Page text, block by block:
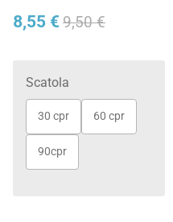
8,55 € 9,50 €
Scatola
30 cpr 60 cpr
90cpr